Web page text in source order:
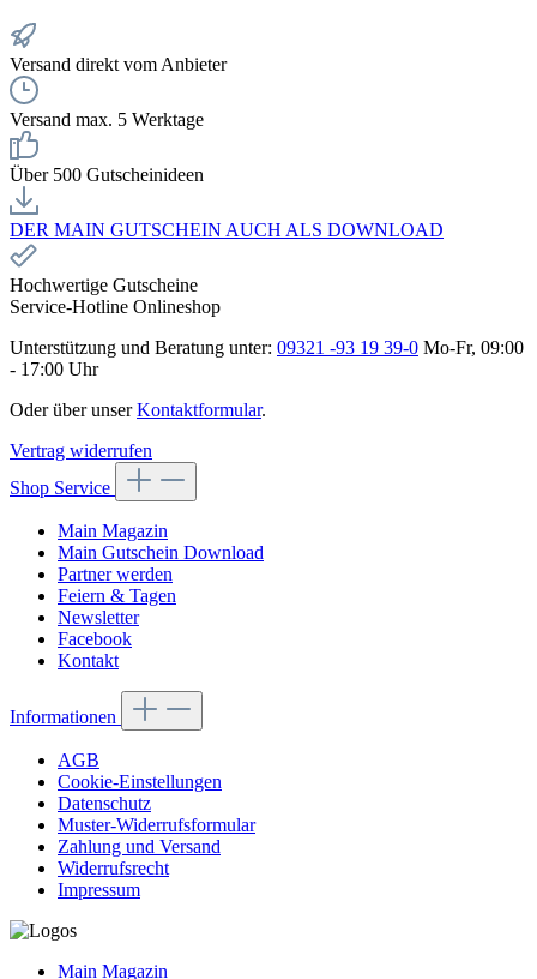
Versand direkt vom Anbieter
Versand max. 5 Werktage
Über 500 Gutscheinideen
DER MAIN GUTSCHEIN AUCH ALS DOWNLOAD
Hochwertige Gutscheine
Service-Hotline Onlineshop
Unterstützung und Beratung unter: 09321 -93 19 39-0 Mo-Fr, 09:00
- 17:00 Uhr
Oder über unserKontaktformular.
Vertrag widerrufen
Shop Service
Main Magazin
Main Gutschein Download
Partner werden
Feiern & Tagen
Newsletter
Facebook
Kontakt
Informationen
AGB
Cookie-Einstellungen
Datenschutz
Muster-Widerrufsformular
Zahlung und Versand
Widerrufsrecht
Impressum
Main Magazin